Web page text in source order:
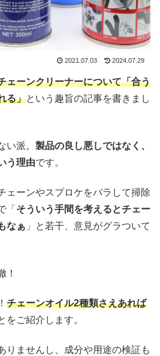
2021.07.03 2024.07.29
ェーンクリーナーについて「合う
る」という趣旨の記事を書きまし
い派。 製品の良し悪しではなく、
う理由です。
ェーンやスプロケをバラして掃除
「 そういう手間を考えるとチェー
なぁ 」と若干、意見がグラついて
！
チェーンオイル2種類さえあれば
をご紹介します。
りませんし、成分や用途の検証も